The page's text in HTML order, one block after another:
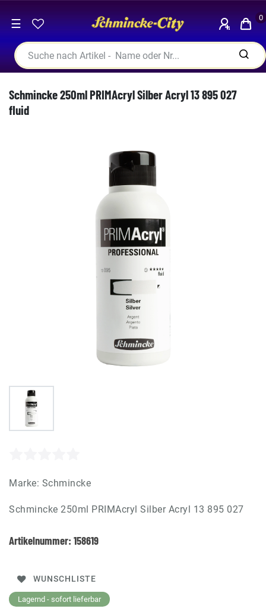
☰ 0
Schmincke 250ml PRIMAcryl Silber Acryl 13 895 027
fluid
Marke: Schmincke
Schmincke 250ml PRIMAcryl Silber Acryl 13 895 027
Artikelnummer: 158619
WUNSCHLISTE
Lagernd - sofort lieferbar